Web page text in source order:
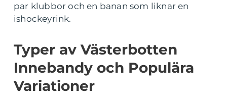
par klubbor och en banan som liknar en
ishockeyrink.
Typer av Västerbotten
Innebandy och Populära
Variationer